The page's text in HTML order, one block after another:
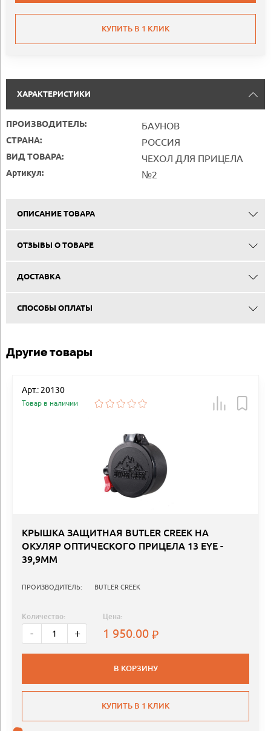
КУПИТЬ В 1 КЛИК
ХАРАКТЕРИСТИКИ
ПРОИЗВОДИТЕЛЬ: БАУНОВ
СТРАНА: РОССИЯ
ВИД ТОВАРА: ЧЕХОЛ ДЛЯ ПРИЦЕЛА
Артикул: №2
ОПИСАНИЕ ТОВАРА
ОТЗЫВЫ О ТОВАРЕ
ДОСТАВКА
СПОСОБЫ ОПЛАТЫ
Другие товары
Арт.: 20130
Товар в наличии
КРЫШКА ЗАЩИТНАЯ BUTLER CREEK НА
ОКУЛЯР ОПТИЧЕСКОГО ПРИЦЕЛА 13 EYE -
39,9ММ
ПРОИЗВОДИТЕЛЬ: BUTLER CREEK
Количество:
- +
Цена:
1 950.00
В КОРЗИНУ
КУПИТЬ В 1 КЛИК